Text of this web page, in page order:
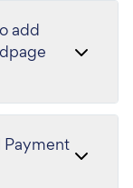
add
Payment